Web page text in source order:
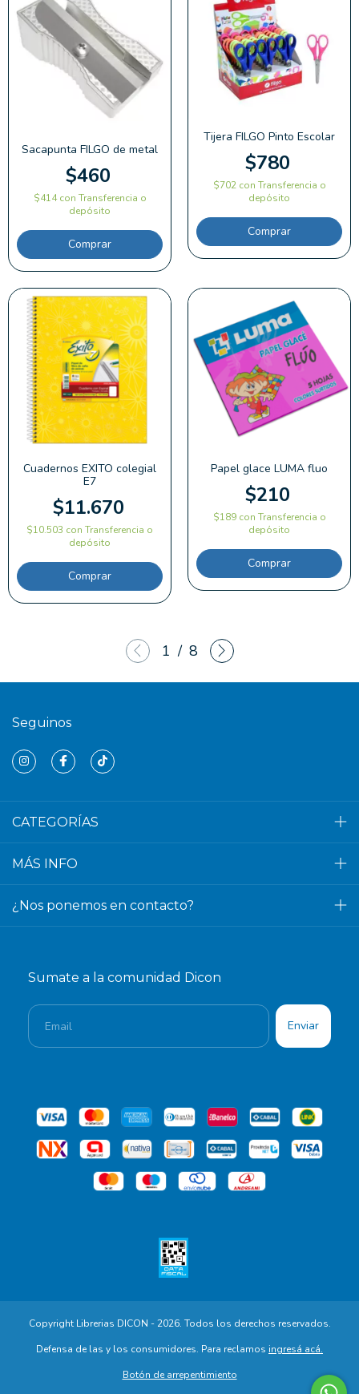
Sacapunta FILGO de metal
$460
$414con Transferencia o
depósito
Tijera FILGO Pinto Escolar
$780
$702 con Transferencia o
depósito
Cuadernos EXITO colegial
E7
$11.670
$10.503 con Transferencia o
depósito
Comprar
Papel glace LUMA fluo
$210
$189 con Transferencia o
depósito
Comprar
1 / 8
Seguinos
CATEGORÍAS
MÁS INFO
¿Nos ponemos en contacto?
Sumate a la comunidad Dicon
Copyright Librerias DICON - 2026. Todos los derechos reservados.
Defensa de las y los consumidores. Para reclamos ingresá acá.
Botón de arrepentimiento